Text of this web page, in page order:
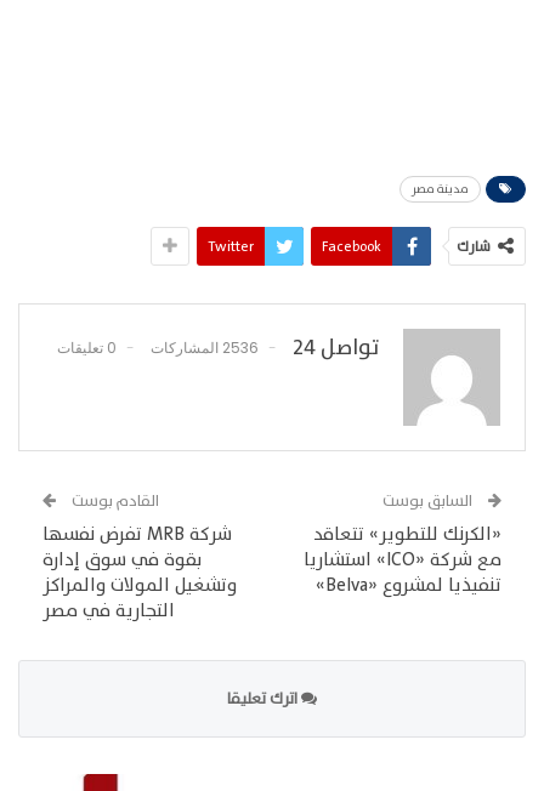
مدينة مصر
شارك Facebook
Twitter
تواصل 24 2536 المشاركات 0 تعليقات
السابق بوست
«الكرنك للتطوير» تتعاقد
مع شركة «ICO» استشاريا
تنفيذيا لمشروع «Belva»
القادم بوست
شركة MRB تفرض نفسها
بقوة في سوق إدارة
وتشغيل المولات والمراكز
التجارية في مصر
اترك تعليقا